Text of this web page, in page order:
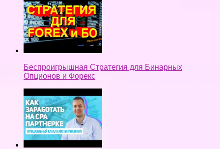
Беспроигрышная Стратегия для Бинарных
Опционов и Форекс